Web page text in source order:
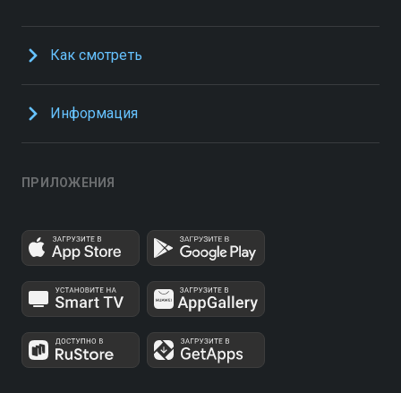
Как смотреть
Информация
ПРИЛОЖЕНИЯ